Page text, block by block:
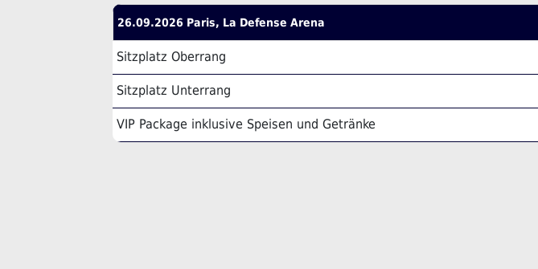
26.09.2026 Paris, La Defense Arena
Sitzplatz Oberrang
Sitzplatz Unterrang
VIP Package inklusive Speisen und Getränke